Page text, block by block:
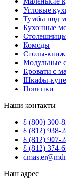
Угловые
Тумбы под
Кухонные
Комоды
Столы-
Модульные
Кровати с
Шкафы-купе
Новинки
Наши контакты
8 (800) 300-
8 (812) 938-
8 (812) 907-
8 (812) 374-
Наш адрес